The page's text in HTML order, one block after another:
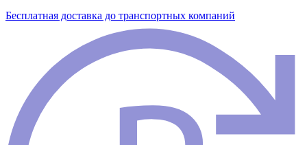
Бесплатная доставка до транспортных компаний